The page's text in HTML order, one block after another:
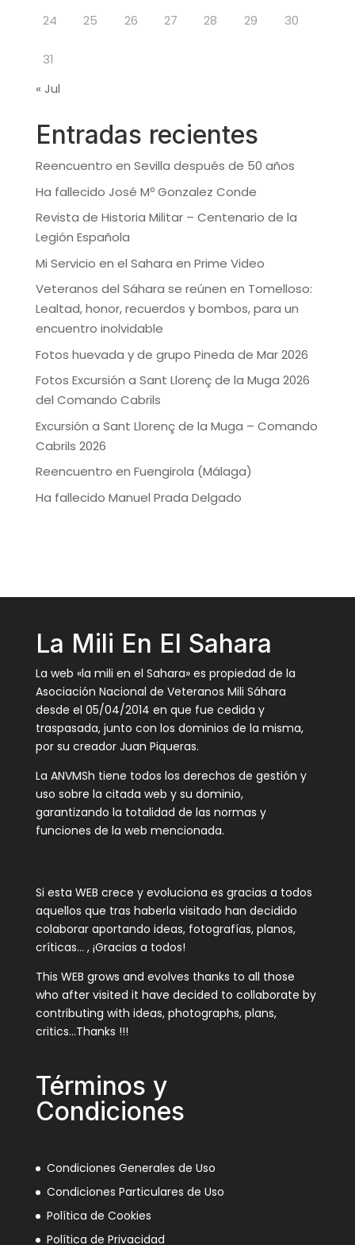
24 25 26 27 28 29 30
31
« Jul
Entradas recientes
Reencuentro en Sevilla después de 50 años
Ha fallecido José Mº Gonzalez Conde
Revista de Historia Militar – Centenario de la
Legión Española
Mi Servicio en el Sahara en Prime Video
Veteranos del Sáhara se reúnen en Tomelloso:
Lealtad, honor, recuerdos y bombos, para un
encuentro inolvidable
Fotos huevada y de grupo Pineda de Mar 2026
Fotos Excursión a Sant Llorenç de la Muga 2026
del Comando Cabrils
Excursión a Sant Llorenç de la Muga – Comando
Cabrils 2026
Reencuentro en Fuengirola (Málaga)
Ha fallecido Manuel Prada Delgado
La Mili En El Sahara
La web «la mili en el Sahara» es propiedad de la
Asociación Nacional de Veteranos Mili Sáhara
desde el 05/04/2014 en que fue cedida y
traspasada, junto con los dominios de la misma,
por su creador Juan Piqueras.
La ANVMSh tiene todos los derechos de gestión y
uso sobre la citada web y su dominio,
garantizando la totalidad de las normas y
funciones de la web mencionada.
Si esta WEB crece y evoluciona es gracias a todos
aquellos que tras haberla visitado han decidido
colaborar aportando ideas, fotografías, planos,
críticas… , ¡Gracias a todos!
This WEB grows and evolves thanks to all those
who after visited it have decided to collaborate by
contributing with ideas, photographs, plans,
critics…Thanks !!!
Términos y
Condiciones
Condiciones Generales de Uso
Condiciones Particulares de Uso
Política de Cookies
Política de Privacidad